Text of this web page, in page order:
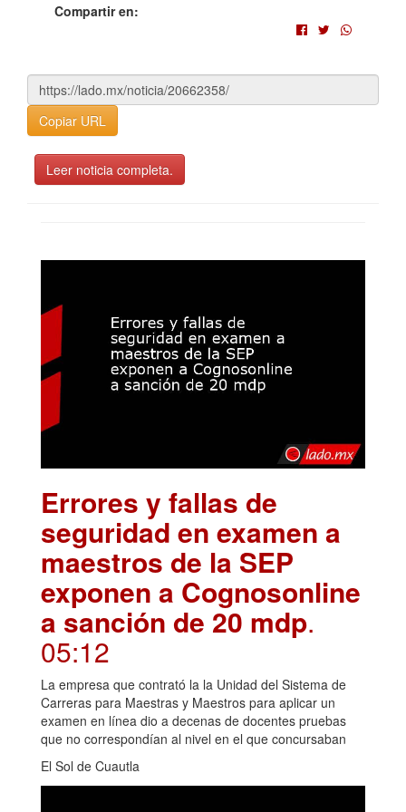
Compartir en:
Copiar URL
Leer noticia completa.
Errores y fallas de
seguridad en examen a
maestros de la SEP
exponen a Cognosonline
a sanción de 20 mdp.
05:12
La empresa que contrató la la Unidad del Sistema de
Carreras para Maestras y Maestros para aplicar un
examen en línea dio a decenas de docentes pruebas
que no correspondían al nivel en el que concursaban
El Sol de Cuautla